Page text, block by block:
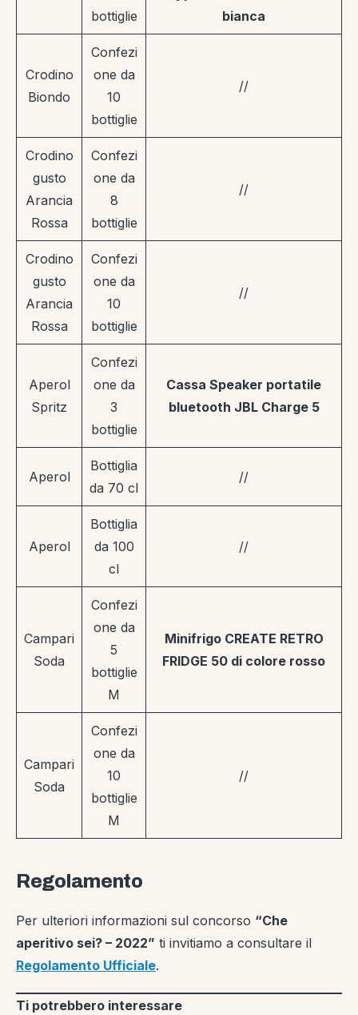
bottiglie
bianca
Crodino
Biondo
Confezi
one da
10
bottiglie
//
Crodino
gusto
Arancia
Rossa
Confezi
one da
8
bottiglie
//
Crodino
gusto
Arancia
Rossa
Confezi
one da
10
bottiglie
//
Aperol
Spritz
Confezi
one da
3
bottiglie
Cassa Speaker portatile
bluetooth JBL Charge 5
Aperol
Bottiglia
da 70 cl
//
Aperol
Bottiglia
da 100
cl
//
Campari
Soda
Confezi
one da
5
bottiglie
M
Minifrigo CREATE RETRO
FRIDGE 50 di colore rosso
Campari
Soda
Confezi
one da
10
bottiglie
M
//
Regolamento
Per ulteriori informazioni sul concorso “Che
aperitivo sei? – 2022” ti invitiamo a consultare il
Regolamento Ufficiale.
Ti potrebbero interessare